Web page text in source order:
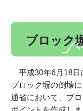
ブロック
平成30年6月18日
ブロック塀の倒壊
通省において、ブ